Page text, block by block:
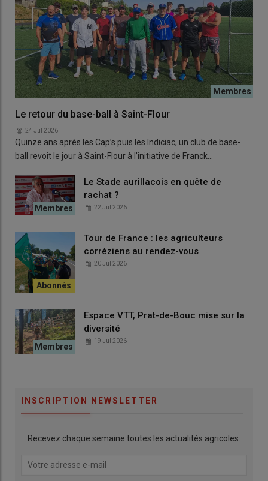
Le retour du base-ball à Saint-Flour
24 Jul 2026
Quinze ans après les Cap’s puis les Indiciac, un club de base-
ball revoit le jour à Saint-Flour à l’initiative de Franck…
Le Stade aurillacois en quête de
rachat ?
22 Jul 2026
Tour de France : les agriculteurs
corréziens au rendez-vous
20 Jul 2026
Espace VTT, Prat-de-Bouc mise sur la
diversité
19 Jul 2026
INSCRIPTION NEWSLETTER
Recevez chaque semaine toutes les actualités agricoles.